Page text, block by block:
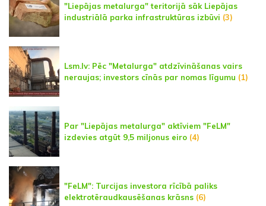
"Liepājas metalurga" teritorijā sāk Liepājas
industriālā parka infrastruktūras izbūvi (3)
Lsm.lv: Pēc "Metalurga" atdzīvināšanas vairs
neraujas; investors cīnās par nomas līgumu (1)
Par "Liepājas metalurga" aktīviem "FeLM"
izdevies atgūt 9,5 miljonus eiro (4)
"FeLM": Turcijas investora rīcībā paliks
elektrotēraudkausēšanas krāsns (6)